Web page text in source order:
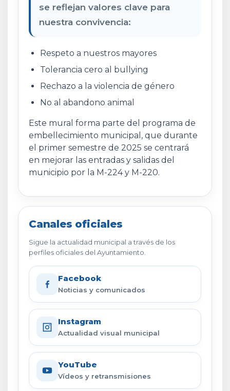
se reflejan valores clave para
nuestra convivencia:
Respeto a nuestros mayores
Tolerancia cero al bullying
Rechazo a la violencia de género
No al abandono animal
Este mural forma parte del programa de
embellecimiento municipal, que durante
el primer semestre de 2025 se centrará
en mejorar las entradas y salidas del
municipio por la M-224 y M-220.
Canales oficiales
Sigue la actualidad municipal a través de los
perfiles oficiales del Ayuntamiento.
Facebook
Noticias y comunicados
Instagram
Actualidad visual municipal
YouTube
Vídeos y retransmisiones